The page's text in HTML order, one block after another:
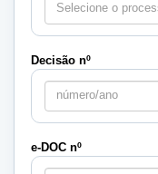
Selecione o
Decisão nº
número/ano
e-DOC nº